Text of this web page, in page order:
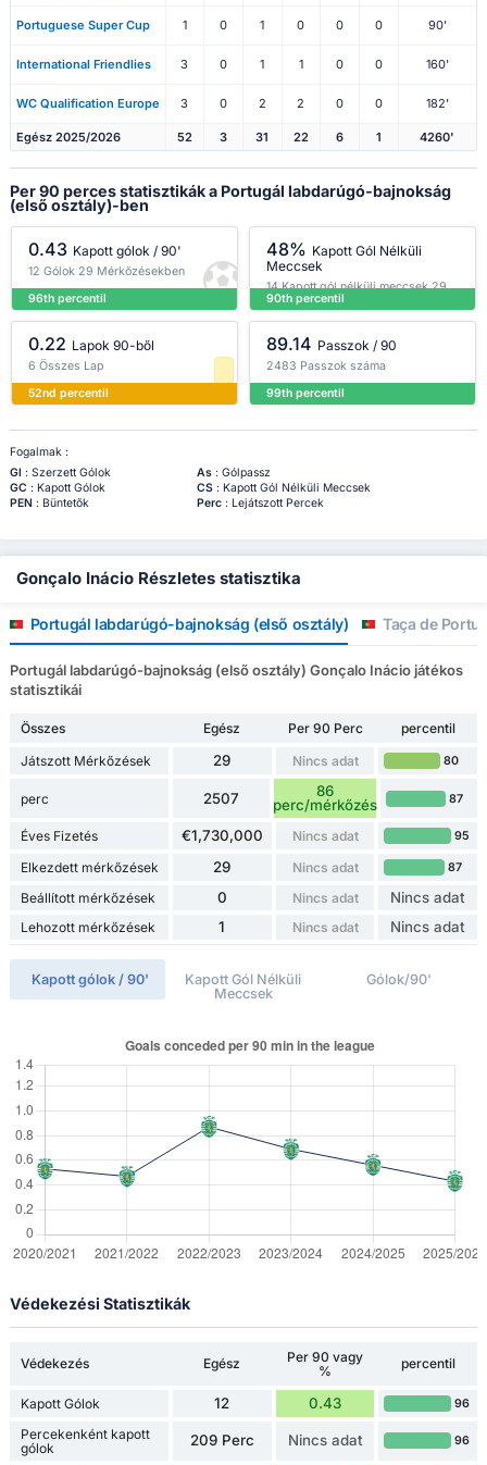
Portuguese Super Cup 1 0 1 0 0 0 90'
International Friendlies 3 0 1 1 0 0 160'
WC Qualification Europe 3 0 2 2 0 0 182'
Egész 2025/2026 52 3 31 22 6 1 4260'
Per 90 perces statisztikák a Portugál labdarúgó-bajnokság
(első osztály)-ben
0.43 Kapott gólok / 90'
12 Gólok 29 Mérkőzésekben
96th percentil
48% Kapott Gól Nélküli
Meccsek
14 Kapott gól nélküli meccsek 29
Mérkőzésekben
90th percentil
0.22 Lapok 90-ből
6 Összes Lap
52nd percentil
89.14 Passzok / 90
2483 Passzok száma
99th percentil
Fogalmak :
Gl : Szerzett Gólok As: Gólpassz
GC : Kapott Gólok CS: Kapott Gól Nélküli Meccsek
PEN : Büntetők Perc: Lejátszott Percek
Gonçalo Inácio Részletes statisztika
Portugál labdarúgó-bajnokság (első osztály) Taça de
Portugál labdarúgó-bajnokság (első osztály) Gonçalo Inácio játékos
statisztikái
Összes Egész Per 90 Perc
percentil
Játszott Mérkőzések
29 Nincs adat 80
perc 2507
86
perc/mérkőzés
87
Éves Fizetés €1,730,000 Nincs adat 95
Elkezdett mérkőzések 29 Nincs adat 87
Beállított mérkőzések 0 Nincs adat Nincs adat
Lehozott mérkőzések 1 Nincs adat Nincs adat
Kapott gólok / 90'
Kapott Gól Nélküli
Meccsek
Gólok/90'
Védekezési Statisztikák
Védekezés Egész
Per 90 vagy
%
percentil
Kapott Gólok 12 0.43 96
Percekenként kapott
gólok
209 Perc Nincs adat 96